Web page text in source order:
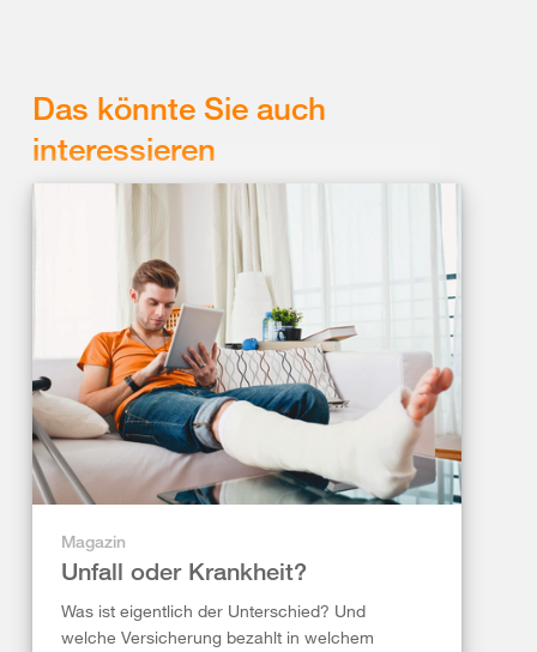
Das könnte Sie auch
interessieren
Magazin
Unfall oder Krankheit?
Was ist eigentlich der Unterschied? Und
welche Versicherung bezahlt in welchem